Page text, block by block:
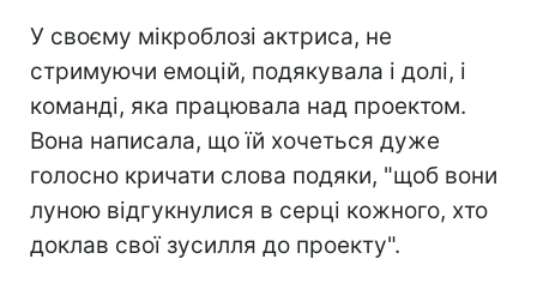
У своєму мікроблозі актриса, не
стримуючи емоцій, подякувала і долі, і
команді, яка працювала над проектом.
Вона написала, що їй хочеться дуже
голосно кричати слова подяки, "щоб вони
луною відгукнулися в серці кожного, хто
доклав свої зусилля до проекту".